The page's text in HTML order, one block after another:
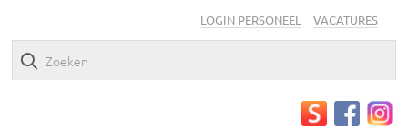
LOGIN PERSONEEL VACATURES